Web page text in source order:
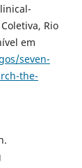
Rio
em
seven-
the-